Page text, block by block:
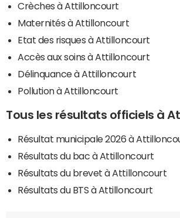
Crèches à Attilloncourt
Maternités à Attilloncourt
Etat des risques à Attilloncourt
Accès aux soins à Attilloncourt
Délinquance à Attilloncourt
Pollution à Attilloncourt
Tous les résultats officiels à
Résultat municipale 2026 à
Résultats du bac à Attilloncourt
Résultats du brevet à Attilloncourt
Résultats du BTS à Attilloncourt